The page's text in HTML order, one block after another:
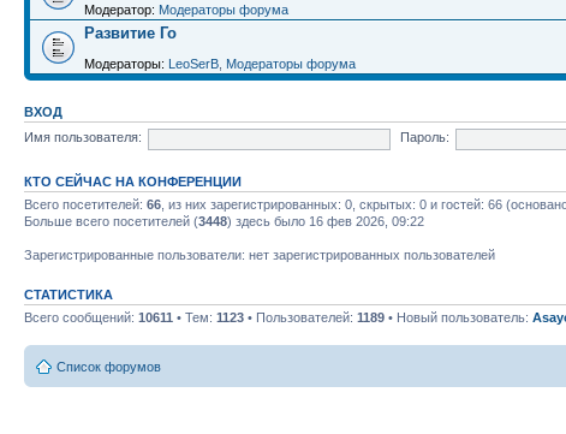
Модератор: Модераторы форума
Развитие Го
Модераторы: LeoSerB Модераторы форума
ВХОД
Имя пользователя:
Пароль:
КТО СЕЙЧАС НА КОНФЕРЕНЦИИ
Всего посетителей: 66 , из них зарегистрированных: 0, скрытых: 0 и гостей: 66
Больше всего посетителей (3448) здесь было 16 фев 2026, 09:22
Зарегистрированные пользователи: нет зарегистрированных пользователей
СТАТИСТИКА
Всего сообщений: 10611 • Тем: 1123 • Пользователей: 1189 • Новый пользователь:
Список форумов